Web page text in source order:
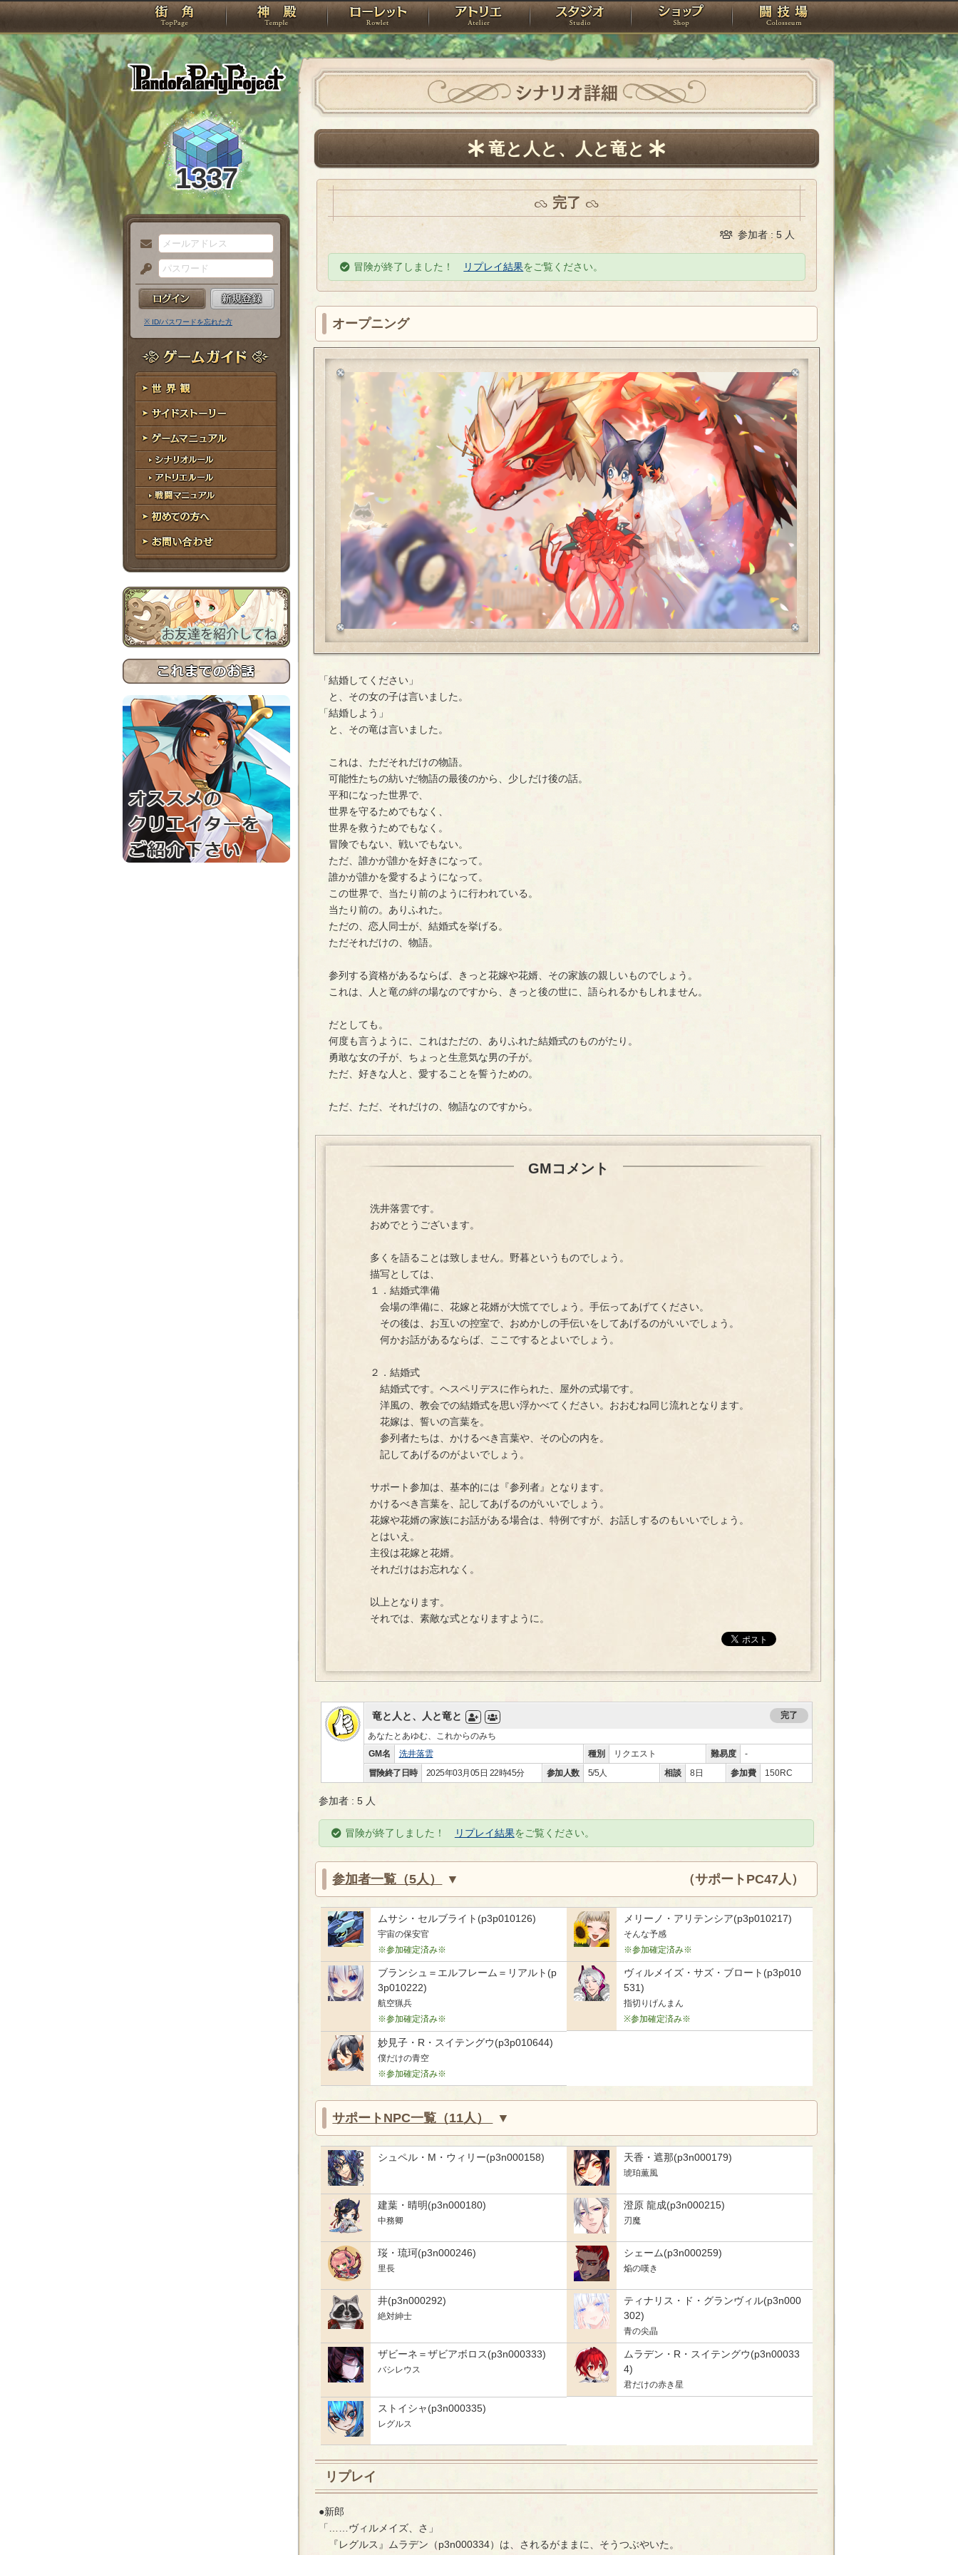
PandoraPartyProject
TOP 神殿 ローレット アトリエ スタジオ ショップ 闘技場
1337
メ
ー
ル
ア
ド
レ
ス
パ
ス
ー
ド
※ ID/パスワードを忘れた方
ゲームガイド
世界観
サイドストーリー
ゲームマニュアル
シナリオルール
アトリエルール
戦闘マニュアル
初めての方へ
お問い合わせ
シナリオ詳細
竜と人と、人と竜と
完了
参加者 : 5 人
冒険が終了しました！ リプレイ結果をご覧ください。
オープニング
「結婚してください」
と、その女の子は言いました。
「結婚しよう」
と、その竜は言いました。
これは、ただそれだけの物語。
可能性たちの紡いだ物語の最後のから、少しだけ後の話。
平和になった世界で、
世界を守るためでもなく、
世界を救うためでもなく。
冒険でもない、戦いでもない。
ただ、誰かが誰かを好きになって。
誰かが誰かを愛するようになって。
この世界で、当たり前のように行われている。
当たり前の。ありふれた。
ただの、恋人同士が、結婚式を挙げる。
ただそれだけの、物語。
参列する資格があるならば、きっと花嫁や花婿、その家族の親しいものでしょう。
これは、人と竜の絆の場なのですから、きっと後の世に、語られるかもしれません。
だとしても。
何度も言うように、これはただの、ありふれた結婚式のものがたり。
勇敢な女の子が、ちょっと生意気な男の子が。
ただ、好きな人と、愛することを誓うための。
ただ、ただ、それだけの、物語なのですから。
GMコメント
洗井落雲です。
おめでとうございます。
多くを語ることは致しません。野暮というものでしょう。
描写としては、
１．結婚式準備
会場の準備に、花嫁と花婿が大慌てでしょう。手伝ってあげてください。
その後は、お互いの控室で、おめかしの手伝いをしてあげるのがいいでしょう。
何かお話があるならば、ここでするとよいでしょう。
２．結婚式
結婚式です。ヘスペリデスに作られた、屋外の式場です。
洋風の、教会での結婚式を思い浮かべてください。おおむね同じ流れとなります。
花嫁は、誓いの言葉を。
参列者たちは、かけるべき言葉や、その心の内を。
記してあげるのがよいでしょう。
サポート参加は、基本的には『参列者』となります。
かけるべき言葉を、記してあげるのがいいでしょう。
花嫁や花婿の家族にお話がある場合は、特例ですが、お話しするのもいいでしょう。
とはいえ。
主役は花嫁と花婿。
それだけはお忘れなく。
以上となります。
それでは、素敵な式となりますように。
竜と人と、人と竜と 完了
あなたとあゆむ、これからのみち
GM名
洗井落雲 種別 リクエスト 難易度
-
冒険終了日時
2025年03月05日 22時45分 参加人数 5/5人 相談 8日 参加費 150RC
参加者 : 5 人
冒険が終了しました！ リプレイ結果をご覧ください。
（サポートPC47人）
参加者一覧（5人）
ムサシ・セルブライト(p3p010126)
宇宙の保安官
※参加確定済み※
メリーノ・アリテンシア(p3p010217)
そんな予感
※参加確定済み※
ブランシュ＝エルフレーム＝リアルト(p
3p010222)
航空猟兵
※参加確定済み※
ヴィルメイズ・サズ・ブロート(p3p010
531)
指切りげんまん
※参加確定済み※
妙見子・R・スイテングウ(p3p010644)
僕だけの青空
※参加確定済み※
サポートNPC一覧（11人）
シュペル・M・ウィリー(p3n000158) 天香・遮那(p3n000179)
琥珀薫風
建葉・晴明(p3n000180)
中務卿
澄原 龍成(p3n000215)
刃魔
珱・琉珂(p3n000246)
里長
シェーム(p3n000259)
焔の嘆き
井(p3n000292)
絶対紳士
ティナリス・ド・グランヴィル(p3n000
302)
青の尖晶
ザビーネ＝ザビアボロス(p3n000333)
バシレウス
ムラデン・R・スイテングウ(p3n00033
4)
君だけの赤き星
ストイシャ(p3n000335)
レグルス
リプレイ
●新郎
「……ヴィルメイズ、さ」
『レグルス』ムラデン（p3n000334）は、されるがままに、そうつぶやいた。